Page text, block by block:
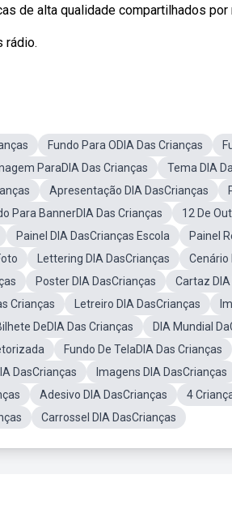
de alta qualidade compartilhados
rádio.
Fundo Para ODIA Das Crianças
ParaDIA Das Crianças
Tema DIA
Apresentação DIA DasCrianças
Para BannerDIA Das Crianças
12 De
Painel DIA DasCrianças Escola
Painel
Lettering DIA DasCrianças
Cenário
Poster DIA DasCrianças
Cartaz
Crianças Letreiro DIA DasCrianças
DeDIA Das Crianças
DIA Mundial
Fundo De TelaDIA Das Crianças
DasCrianças Imagens DIA DasCrianças
Adesivo DIA DasCrianças
4
Carrossel DIA DasCrianças